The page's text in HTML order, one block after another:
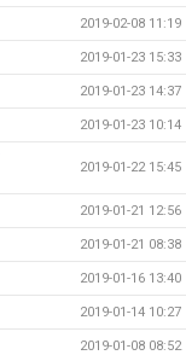
2019-02-08 11:19
2019-01-23 15:33
2019-01-23 14:37
2019-01-23 10:14
2019-01-22 15:45
2019-01-21 12:56
2019-01-21 08:38
2019-01-16 13:40
2019-01-14 10:27
2019-01-08 08:52